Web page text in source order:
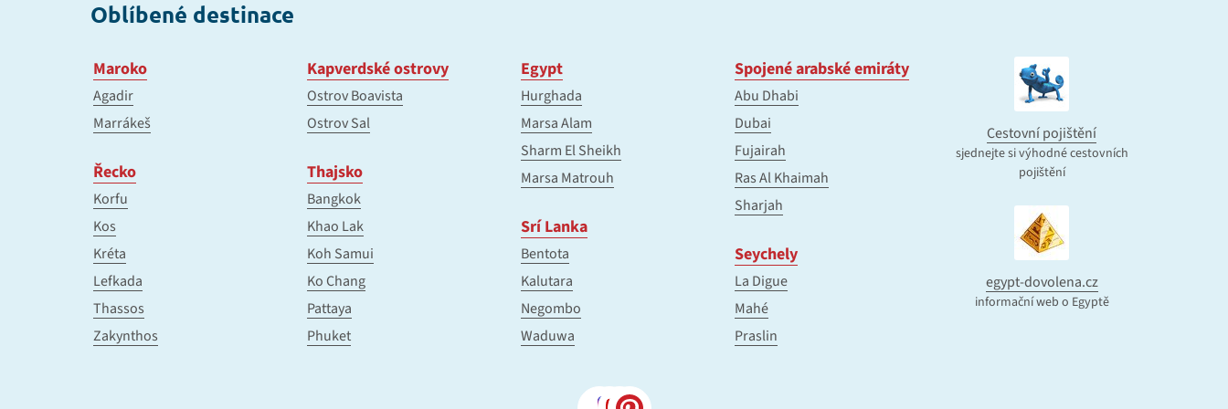
Oblíbené destinace
Maroko
Agadir
Marrákeš
Řecko
Korfu
Kos
Kréta
Lefkada
Thassos
Zakynthos
Kapverdské ostrovy
Ostrov Boavista
Ostrov Sal
Thajsko
Bangkok
Khao Lak
Koh Samui
Ko Chang
Pattaya
Phuket
Egypt
Hurghada
Marsa Alam
Sharm El Sheikh
Marsa Matrouh
Srí Lanka
Bentota
Kalutara
Negombo
Waduwa
Spojené arabské emiráty
Abu Dhabi
Dubai
Fujairah
Ras Al Khaimah
Sharjah
Seychely
La Digue
Mahé
Praslin
Cestovní pojištění
sjednejte si výhodné cestovních
pojištění
egypt-dovolena.cz
informační web o Egyptě